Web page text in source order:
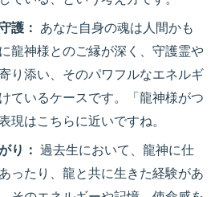
護： あなた自身の魂は人間かも
龍神様とのご縁が深く、守護霊や
り添い、そのパワフルなエネルギ
ているケースです。「龍神様がつ
現はこちらに近いですね。
り： 過去生において、龍神に仕
ったり、龍と共に生きた経験があ